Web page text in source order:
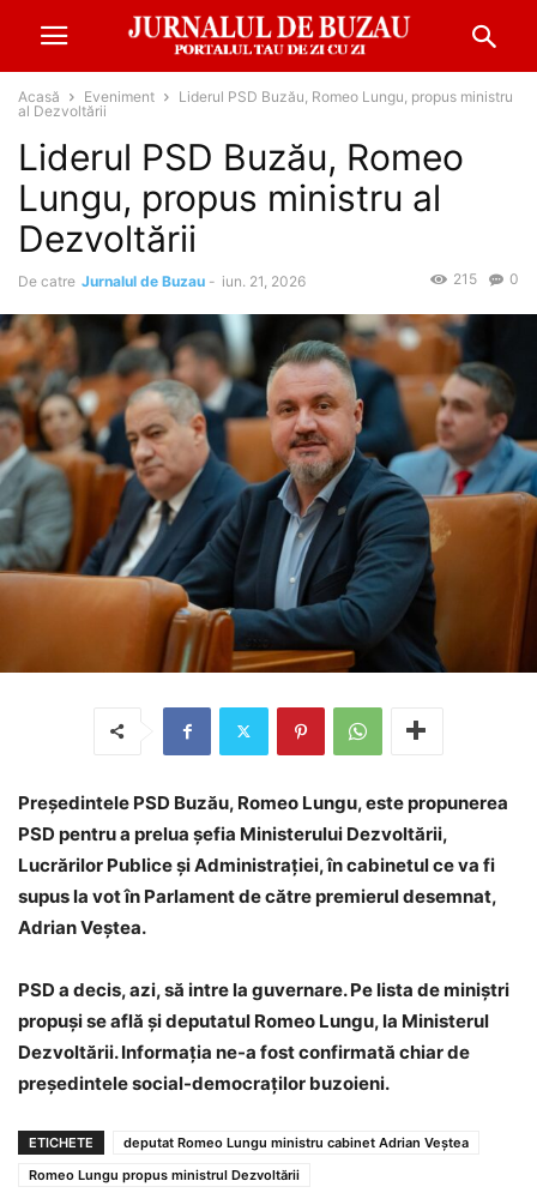
Acasă Eveniment
Liderul PSD Buzău, Romeo Lungu, propus ministru
al Dezvoltării
Liderul PSD Buzău, Romeo
Lungu, propus ministru al
Dezvoltării
De catre Jurnalul de Buzau - iun. 21, 2026 0
215
Președintele PSD Buzău, Romeo Lungu, este propunerea
PSD pentru a prelua șefia Ministerului Dezvoltării,
Lucrărilor Publice și Administrației, în cabinetul ce va fi
supus la vot în Parlament de către premierul desemnat,
Adrian Veștea.
PSD a decis, azi, să intre la guvernare. Pe lista de miniștri
propuși se află și deputatul Romeo Lungu, la Ministerul
Dezvoltării. Informația ne-a fost confirmată chiar de
președintele social-democraților buzoieni.
ETICHETE
deputat Romeo Lungu ministru cabinet Adrian Veștea
Romeo Lungu propus ministrul Dezvoltării